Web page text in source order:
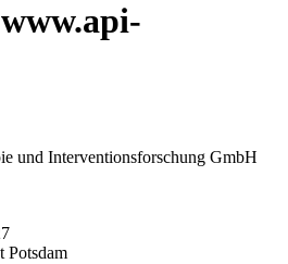
und Interventionsforschung GmbH
Potsdam